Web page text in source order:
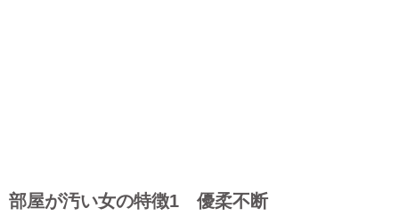
部屋が汚い女の特徴1 優柔不断